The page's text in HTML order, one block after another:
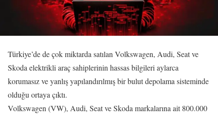
Türkiye’de de çok miktarda satılan Volkswagen, Audi, Seat ve
Skoda elektrikli araç sahiplerinin hassas bilgileri aylarca
korumasız ve yanlış yapılandırılmış bir bulut depolama sisteminde
olduğu ortaya çıktı.
Volkswagen (VW), Audi, Seat ve Skoda markalarına ait 800.000